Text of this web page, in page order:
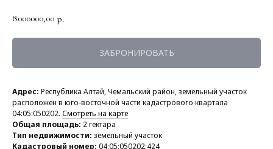
8000000,00 р.
ЗАБРОНИРОВАТЬ
Адрес: Республика Алтай, Чемальский район, земельный участок
расположен в юго-восточной части кадастрового квартала
04:05:050202. Смотреть на карте
Общая площадь: 2 гектара
Тип недвижимости: земельный участок
Кадастровый номер: 04:05:050202:424